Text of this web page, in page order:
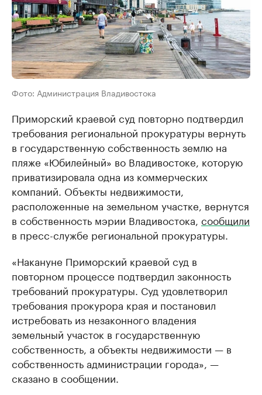
Фото: Администрация Владивостока
Приморский краевой суд повторно подтвердил
требования региональной прокуратуры вернуть
в государственную собственность землю на
пляже «Юбилейный» во Владивостоке, которую
приватизировала одна из коммерческих
компаний. Объекты недвижимости,
расположенные на земельном участке, вернутся
в собственность мэрии Владивостока, сообщили
в пресс-службе региональной прокуратуры.
«Накануне Приморский краевой суд в
повторном процессе подтвердил законность
требований прокуратуры. Суд удовлетворил
требования прокурора края и постановил
истребовать из незаконного владения
земельный участок в государственную
собственность, а объекты недвижимости — в
собственность администрации города», —
сказано в сообщении.